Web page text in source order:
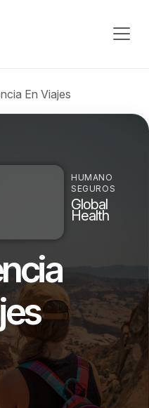
En Viajes
HUMANO
SEGUROS
Global
Health